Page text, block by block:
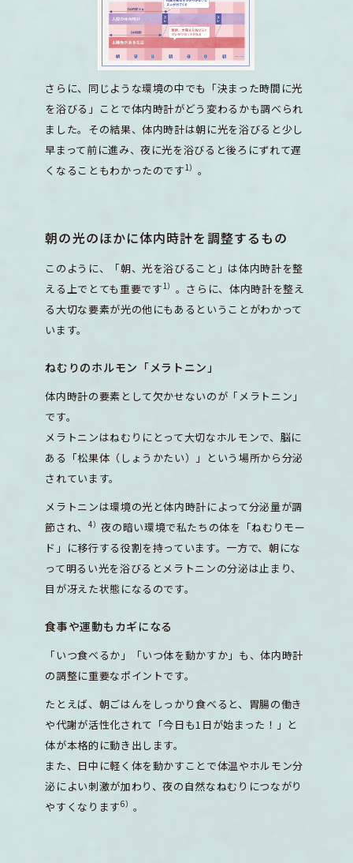
さらに、同じような環境の中でも「決まった時間に光
を浴びる」ことで体内時計がどう変わるかも調べられ
ました。その結果、体内時計は朝に光を浴びると少し
早まって前に進み、夜に光を浴びると後ろにずれて遅
くなることもわかったのです1） 。
朝の光のほかに体内時計を調整するもの
このように、「朝、光を浴びること」は体内時計を整
える上でとても重要です1） 。さらに、体内時計を整え
る大切な要素が光の他にもあるということがわかって
います。
ねむりのホルモン「メラトニン」
体内時計の要素として欠かせないのが「メラトニン」
です。
メラトニンはねむりにとって大切なホルモンで、脳に
ある「松果体（しょうかたい）」という場所から分泌
されています。
メラトニンは環境の光と体内時計によって分泌量が調
節され、
4）夜の暗い環境で私たちの体を「ねむりモー
ド」に移行する役割を持っています。一方で、朝にな
って明るい光を浴びるとメラトニンの分泌は止まり、
目が冴えた状態になるのです。
食事や運動もカギになる
「いつ食べるか」「いつ体を動かすか」も、体内時計
の調整に重要なポイントです。
たとえば、朝ごはんをしっかり食べると、胃腸の働き
や代謝が活性化されて「今日も1日が始まった！」と
体が本格的に動き出します。
また、日中に軽く体を動かすことで体温やホルモン分
泌によい刺激が加わり、夜の自然なねむりにつながり
やすくなります6） 。